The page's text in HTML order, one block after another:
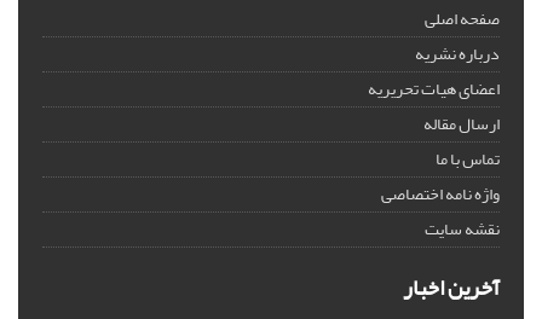
صفحه اصلی
درباره نشریه
اعضای هیات تحریریه
ارسال مقاله
تماس با ما
واژه نامه اختصاصی
نقشه سایت
آخرین اخبار